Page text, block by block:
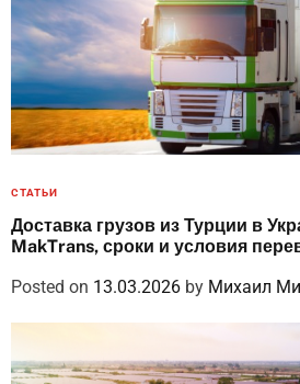
СТАТЬИ
Доставка грузов из Турции в
MakTrans, сроки и условия
Posted on 13.03.2026 by Михаил